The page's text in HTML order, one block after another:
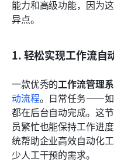
能力和高级功能，因为
异点。
1. 轻松实现工作流自
一款优秀的工作流管理
动流程。日常任务——
都在后台自动完成。这
员繁忙也能保持工作进
统帮助企业高效自动化
少人工干预的需求。